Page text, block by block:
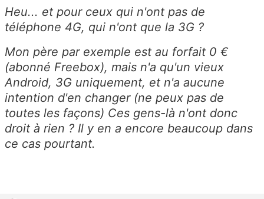
Heu... et pour ceux qui n'ont pas de
téléphone 4G, qui n'ont que la 3G ?
Mon père par exemple est au forfait 0 €
(abonné Freebox), mais n'a qu'un vieux
Android, 3G uniquement, et n'a aucune
intention d'en changer (ne peux pas de
toutes les façons) Ces gens-là n'ont donc
droit à rien ? Il y en a encore beaucoup dans
ce cas pourtant.